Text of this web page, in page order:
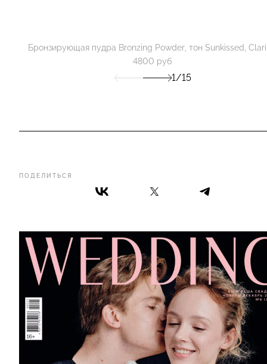
ПОДЕЛИТЬСЯ
Бронзирующая пудра Bronzing Powder, тон Sunkissed,
4800 руб
1/15